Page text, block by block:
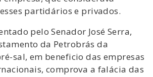
partidários e privados.
pelo Senador José Serra,
da Petrobrás da
sal, em beneficio das empresas
comprova a falácia das